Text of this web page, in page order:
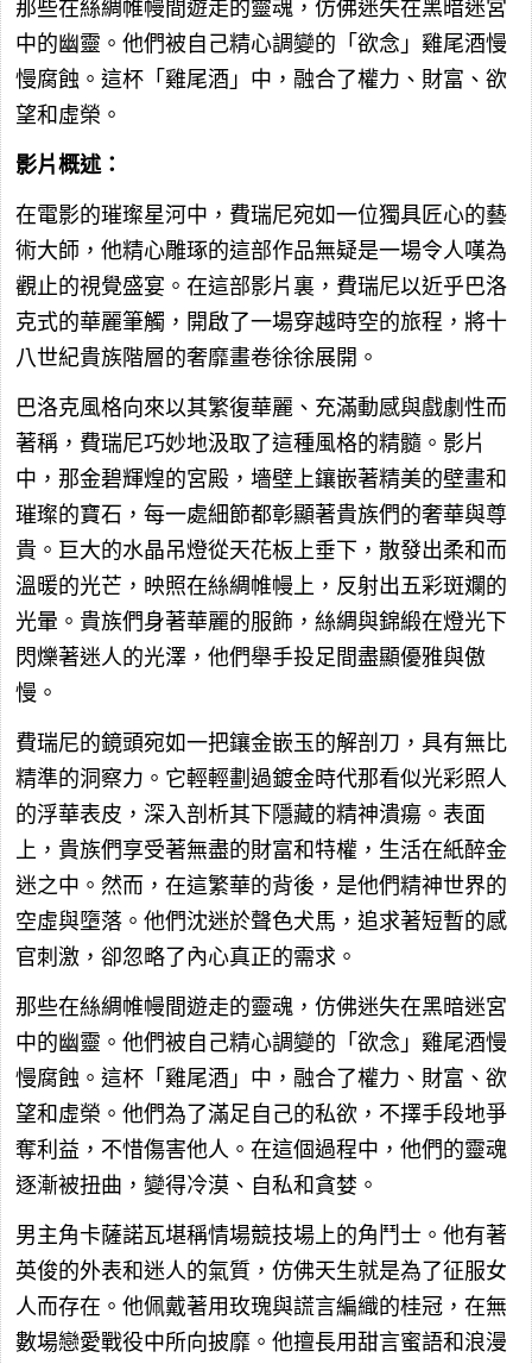
那些在絲綢帷幔間遊走的靈魂，仿佛迷失在黑暗迷宮
中的幽靈。他們被自己精心調變的「欲念」雞尾酒慢
慢腐蝕。這杯「雞尾酒」中，融合了權力、財富、欲
望和虛榮。
影片概述：
在電影的璀璨星河中，費瑞尼宛如一位獨具匠心的藝
術大師，他精心雕琢的這部作品無疑是一場令人嘆為
觀止的視覺盛宴。在這部影片裏，費瑞尼以近乎巴洛
克式的華麗筆觸，開啟了一場穿越時空的旅程，將十
八世紀貴族階層的奢靡畫卷徐徐展開。
巴洛克風格向來以其繁復華麗、充滿動感與戲劇性而
著稱，費瑞尼巧妙地汲取了這種風格的精髓。影片
中，那金碧輝煌的宮殿，墻壁上鑲嵌著精美的壁畫和
璀璨的寶石，每一處細節都彰顯著貴族們的奢華與尊
貴。巨大的水晶吊燈從天花板上垂下，散發出柔和而
溫暖的光芒，映照在絲綢帷幔上，反射出五彩斑斕的
光暈。貴族們身著華麗的服飾，絲綢與錦緞在燈光下
閃爍著迷人的光澤，他們舉手投足間盡顯優雅與傲
慢。
費瑞尼的鏡頭宛如一把鑲金嵌玉的解剖刀，具有無比
精準的洞察力。它輕輕劃過鍍金時代那看似光彩照人
的浮華表皮，深入剖析其下隱藏的精神潰瘍。表面
上，貴族們享受著無盡的財富和特權，生活在紙醉金
迷之中。然而，在這繁華的背後，是他們精神世界的
空虛與墮落。他們沈迷於聲色犬馬，追求著短暫的感
官刺激，卻忽略了內心真正的需求。
那些在絲綢帷幔間遊走的靈魂，仿佛迷失在黑暗迷宮
中的幽靈。他們被自己精心調變的「欲念」雞尾酒慢
慢腐蝕。這杯「雞尾酒」中，融合了權力、財富、欲
望和虛榮。他們為了滿足自己的私欲，不擇手段地爭
奪利益，不惜傷害他人。在這個過程中，他們的靈魂
逐漸被扭曲，變得冷漠、自私和貪婪。
男主角卡薩諾瓦堪稱情場競技場上的角鬥士。他有著
英俊的外表和迷人的氣質，仿佛天生就是為了征服女
人而存在。他佩戴著用玫瑰與謊言編織的桂冠，在無
數場戀愛戰役中所向披靡。他擅長用甜言蜜語和浪漫